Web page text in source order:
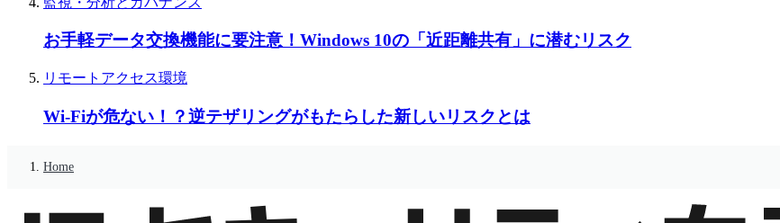
お手軽データ交換機能に要注意！Windows 10の「近距離共有」に潜むリスク
リモートアクセス環境
Wi-Fiが危ない！？逆テザリングがもたらした新しいリスクとは
Home